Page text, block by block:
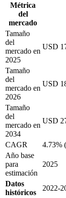
Métrica
del
mercado
Tamaño
del
mercado en
2025
USD
Tamaño
del
mercado en
2026
USD
Tamaño
del
mercado en
2034
USD
CAGR
4.73%
Año base
para
estimación
2025
Datos
históricos
2022-